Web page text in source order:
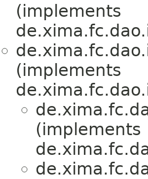
(implements
(implements
(implements